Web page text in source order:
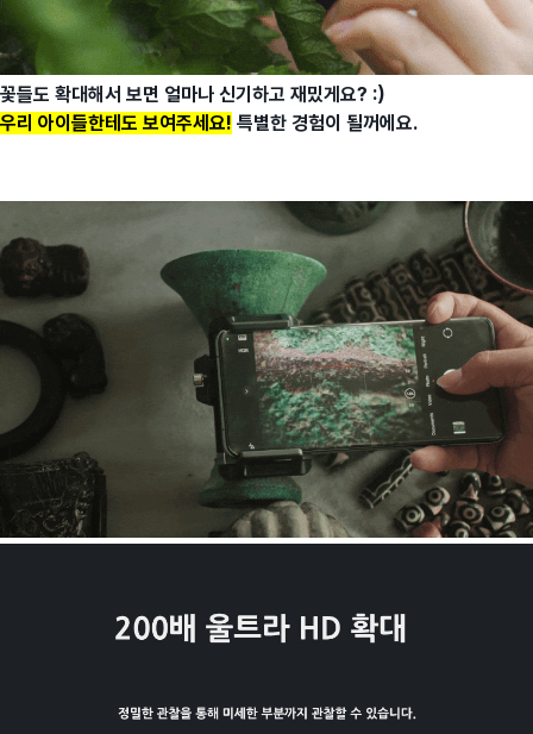
꽃들도 확대해서 보면 얼마나 신기하고 재밌게요? :)
우리 아이들한테도 보여주세요! 특별한 경험이 될꺼에요.